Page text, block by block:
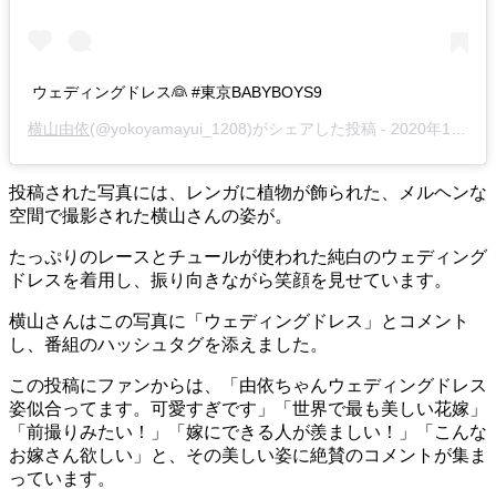
ウェディングドレス👰 #東京BABYBOYS9
横山由依(@yokoyamayui_1208)がシェアした投稿 - 2020年10月月9日午後10時32分PDT
投稿された写真には、レンガに植物が飾られた、メルヘンな
空間で撮影された横山さんの姿が。
たっぷりのレースとチュールが使われた純白のウェディング
ドレスを着用し、振り向きながら笑顔を見せています。
横山さんはこの写真に「ウェディングドレス」とコメント
し、番組のハッシュタグを添えました。
この投稿にファンからは、「由依ちゃんウェディングドレス
姿似合ってます。可愛すぎです」「世界で最も美しい花嫁」
「前撮りみたい！」「嫁にできる人が羨ましい！」「こんな
お嫁さん欲しい」と、その美しい姿に絶賛のコメントが集ま
っています。